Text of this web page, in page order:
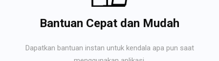
Bantuan Cepat dan Mudah
Dapatkan bantuan instan untuk kendala apa pun saat